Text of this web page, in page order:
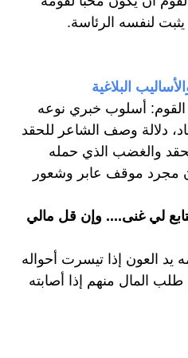
لنفسه الرئاسة.
البلاغية